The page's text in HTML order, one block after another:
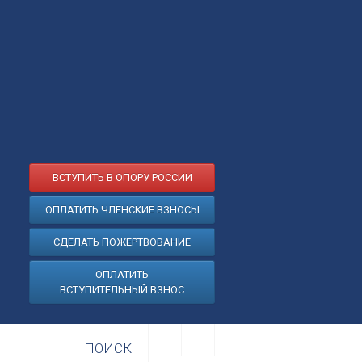
ВСТУПИТЬ В ОПОРУ РОССИИ
ОПЛАТИТЬ ЧЛЕНСКИЕ ВЗНОСЫ
СДЕЛАТЬ ПОЖЕРТВОВАНИЕ
ОПЛАТИТЬ
ВСТУПИТЕЛЬНЫЙ ВЗНОС
ПОИСК